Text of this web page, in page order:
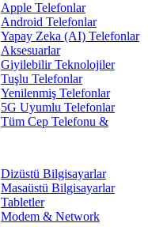
Apple Telefonlar
Android Telefonlar
Yapay Zeka (AI) Telefonlar
Aksesuarlar
Giyilebilir Teknolojiler
Tuşlu Telefonlar
Yenilenmiş Telefonlar
5G Uyumlu Telefonlar
Tüm Cep Telefonu &
Dizüstü Bilgisayarlar
Masaüstü Bilgisayarlar
Tabletler
Modem & Network